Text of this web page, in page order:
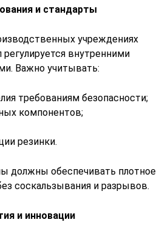
и стандарты
учреждениях
регулируется внутренними
Важно учитывать:
требованиям безопасности;
компонентов;
резинки.
должны обеспечивать плотное
соскальзывания и разрывов.
и инновации